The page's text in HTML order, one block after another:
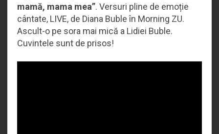
mamă, mama mea”. Versuri pline de emoție
cântate, LIVE, de Diana Buble în Morning ZU.
Ascult-o pe sora mai mică a Lidiei Buble.
Cuvintele sunt de prisos!